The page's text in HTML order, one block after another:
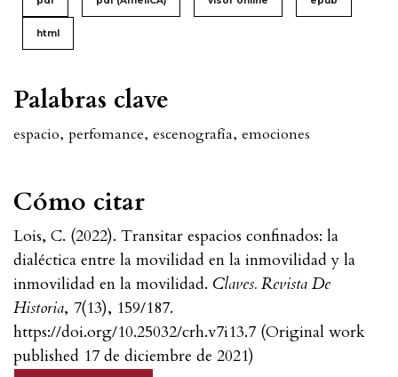
Palabras clave
espacio, perfomance, escenografía, emociones
Cómo citar
Lois, C. (2022). Transitar espacios confinados: la
dialéctica entre la movilidad en la inmovilidad y la
inmovilidad en la movilidad. Claves. Revista De
Historia, 7(13), 159/187.
https://doi.org/10.25032/crh.v7i13.7 (Original work
published 17 de diciembre de 2021)
html